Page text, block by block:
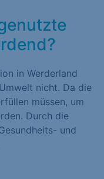
in Werderland
nicht. Da die
müssen, um
Durch die
und